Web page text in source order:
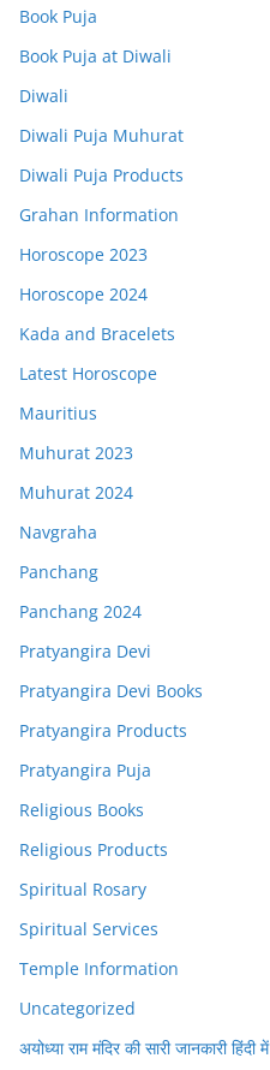
Book Puja
Book Puja at Diwali
Diwali
Diwali Puja Muhurat
Diwali Puja Products
Grahan Information
Horoscope 2023
Horoscope 2024
Kada and Bracelets
Latest Horoscope
Mauritius
Muhurat 2023
Muhurat 2024
Navgraha
Panchang
Panchang 2024
Pratyangira Devi
Pratyangira Devi Books
Pratyangira Products
Pratyangira Puja
Religious Books
Religious Products
Spiritual Rosary
Spiritual Services
Temple Information
Uncategorized
अयोध्या राम मंदिर की सारी जानकारी हिंदी में